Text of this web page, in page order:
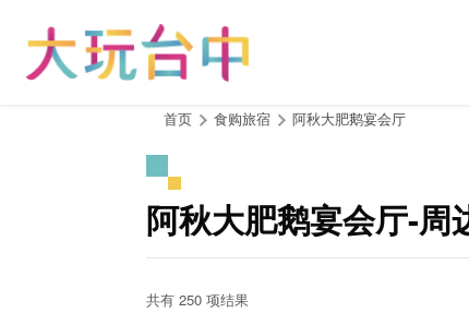
首页 食购旅宿 阿秋大肥鹅宴会厅
阿秋大肥鹅宴会厅-周
共有 250 项结果